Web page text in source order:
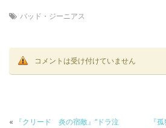
バッド・ジーニアス
コメントは受け付けていません
«
『クリード 炎の宿敵』“ドラ泣
『